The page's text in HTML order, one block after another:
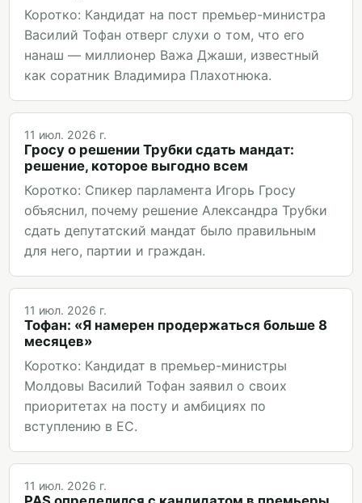
Коротко: Кандидат на пост премьер-министра
Василий Тофан отверг слухи о том, что его
нанаш — миллионер Важа Джаши, известный
как соратник Владимира Плахотнюка.
11 июл. 2026 г.
Гросу о решении Трубки сдать мандат:
решение, которое выгодно всем
Коротко: Спикер парламента Игорь Гросу
объяснил, почему решение Александра Трубки
сдать депутатский мандат было правильным
для него, партии и граждан.
11 июл. 2026 г.
Тофан: «Я намерен продержаться больше 8
месяцев»
Коротко: Кандидат в премьер-министры
Молдовы Василий Тофан заявил о своих
приоритетах на посту и амбициях по
вступлению в ЕС.
11 июл. 2026 г.